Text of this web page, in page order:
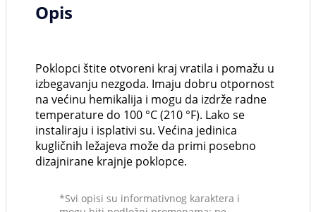
Opis
Poklopci štite otvoreni kraj vratila i pomažu u
izbegavanju nezgoda. Imaju dobru otpornost
na većinu hemikalija i mogu da izdrže radne
temperature do 100 °C (210 °F). Lako se
instaliraju i isplativi su. Većina jedinica
kugličnih ležajeva može da primi posebno
dizajnirane krajnje poklopce.
*Svi opisi su informativnog karaktera i